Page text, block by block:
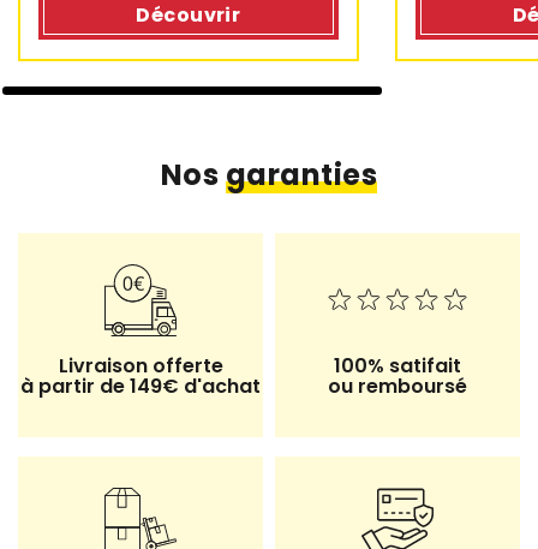
Découvrir
Nosgaranties
Livraison offerte
à partir de 149€ d'achat
100% satifait
ou remboursé